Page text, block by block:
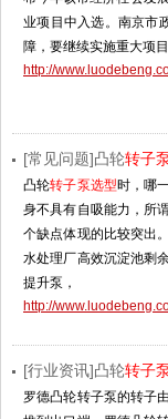
业项目中入选。南京市
障，要继续实施重大项
http://
[常见问题]凸轮转子
凸轮转子泵选型时，哪
身不具有自吸能力，所
个缺点体现的比较突出
水处理厂高效沉淀池剩
提升泵，
http://
[行业资讯]凸轮转子
罗德凸轮转子泵的转子